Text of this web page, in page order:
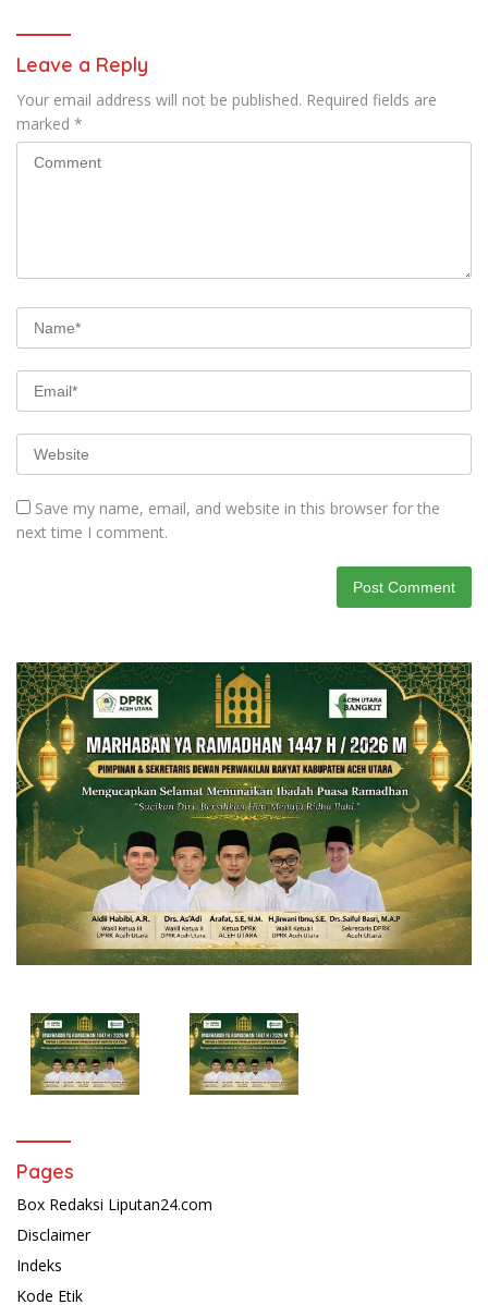
Leave a Reply
Your email address will not be published. Required fields are
marked *
Save my name, email, and website in this browser for the
next time I comment.
Pages
Box Redaksi Liputan24.com
Disclaimer
Indeks
Kode Etik